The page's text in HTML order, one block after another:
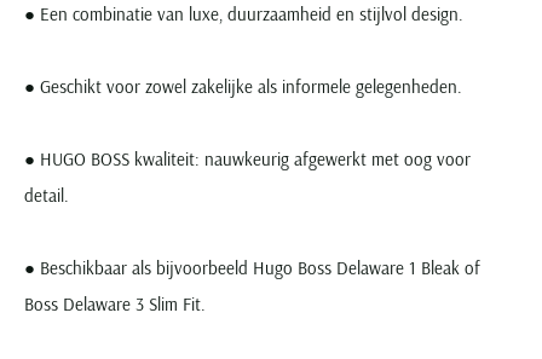
● Een combinatie van luxe, duurzaamheid en stijlvol design.
● Geschikt voor zowel zakelijke als informele gelegenheden.
● HUGO BOSS kwaliteit: nauwkeurig afgewerkt met oog voor
detail.
● Beschikbaar als bijvoorbeeld Hugo Boss Delaware 1 Bleak of
Boss Delaware 3 Slim Fit.